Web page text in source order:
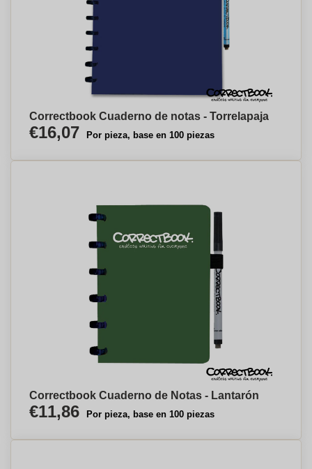
Correctbook Cuaderno de notas - Torrelapaja
€16,07 Por pieza, base en 100 piezas
Correctbook Cuaderno de Notas - Lantarón
€11,86 Por pieza, base en 100 piezas